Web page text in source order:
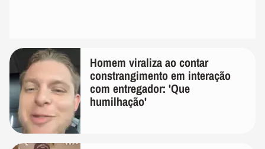
Homem viraliza ao contar
constrangimento em interação
com entregador: 'Que
humilhação'